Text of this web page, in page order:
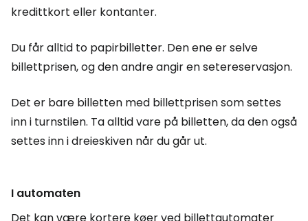
kredittkort eller kontanter.
Du får alltid to papirbilletter. Den ene er selve
billettprisen, og den andre angir en setereservasjon.
Det er bare billetten med billettprisen som settes
inn i turnstilen. Ta alltid vare på billetten, da den også
settes inn i dreieskiven når du går ut.
I automaten